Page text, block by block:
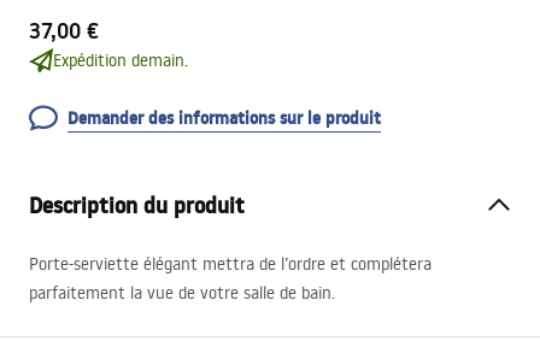
37,00 €
Expédition demain.
Demander des informations sur le produit
Description du produit
Porte-serviette élégant mettra de l’ordre et complétera
parfaitement la vue de votre salle de bain.